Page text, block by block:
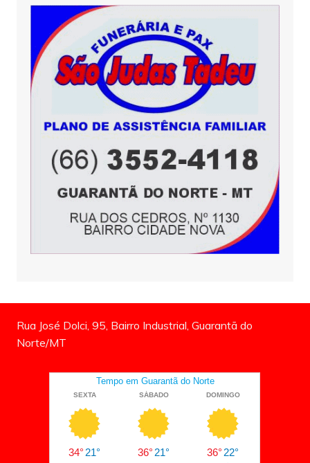
Rua José Dolci, 95, Bairro Industrial, Guarantã do
Norte/MT